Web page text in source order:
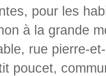
, pour les
à la grande
, rue pierre-
poucet,